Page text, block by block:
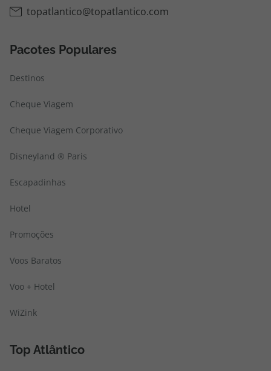
topatlantico@topatlantico.com
Pacotes Populares
Destinos
Cheque Viagem
Cheque Viagem Corporativo
Disneyland ® Paris
Escapadinhas
Hotel
Promoções
Voos Baratos
Voo + Hotel
WiZink
Top Atlântico